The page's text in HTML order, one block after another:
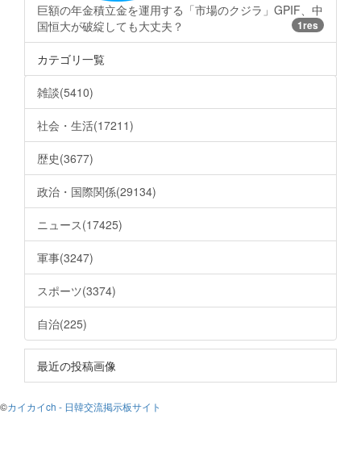
巨額の年金積立金を運用する「市場のクジラ」GPIF、中
国恒大が破綻しても大丈夫？
1res
カテゴリ一覧
雑談(5410)
社会・生活(17211)
歴史(3677)
政治・国際関係(29134)
ニュース(17425)
軍事(3247)
スポーツ(3374)
自治(225)
最近の投稿画像
©カイカイch - 日韓交流掲示板サイト